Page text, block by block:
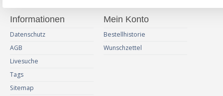
Informationen
Datenschutz
AGB
Livesuche
Tags
Sitemap
Mein Konto
Bestellhistorie
Wunschzettel